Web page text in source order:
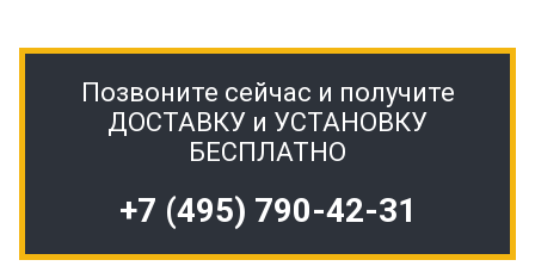
Позвоните сейчас и получите
ДОСТАВКУ и УСТАНОВКУ
БЕСПЛАТНО
+7 (495) 790-42-31